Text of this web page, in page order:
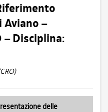
Aviano –
– Disciplina:
delle